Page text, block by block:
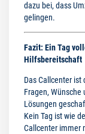
dazu bei, dass
gelingen.
Fazit: Ein Tag
Hilfsbereitschaft
Das Callcenter ist
Fragen,
Lösungen
Kein Tag ist wie
Callcenter immer